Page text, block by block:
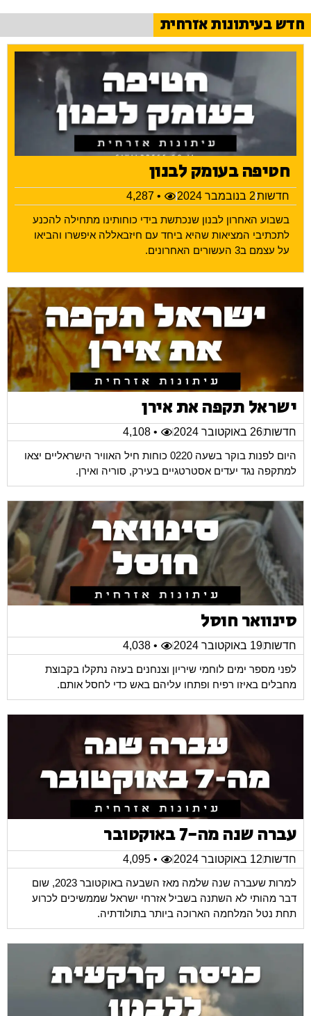
חדש בעיתונות אזרחית
חטיפה בעומק לבנון
חדשות2 בנובמבר 2024
• 4,287
בשבוע האחרון לבנון שנכתשת בידי כוחותינו מתחילה להכנע
לתכתיבי המציאות שהיא ביחד עם חיזבאללה איפשרו והביאו
על עצמם ב3 העשורים האחרונים.
ישראל תקפה את אירן
חדשות26 באוקטובר 2024
• 4,108
היום לפנות בוקר בשעה 0220 כוחות חיל האוויר הישראליים יצאו
למתקפה נגד יעדים אסטרטגיים בעירק, סוריה ואירן.
סינוואר חוסל
חדשות19 באוקטובר 2024
• 4,038
לפני מספר ימים לוחמי שיריון וצנחנים בעזה נתקלו בקבוצת
מחבלים באיזו רפיח ופתחו עליהם באש כדי לחסל אותם.
עברה שנה מה-7 באוקטובר
חדשות12 באוקטובר 2024
• 4,095
למרות שעברה שנה שלמה מאז השבעה באוקטובר 2023, שום
דבר מהותי לא השתנה בשביל אזרחי ישראל שממשיכים לכרוע
תחת נטל המלחמה הארוכה ביותר בתולודתיה.